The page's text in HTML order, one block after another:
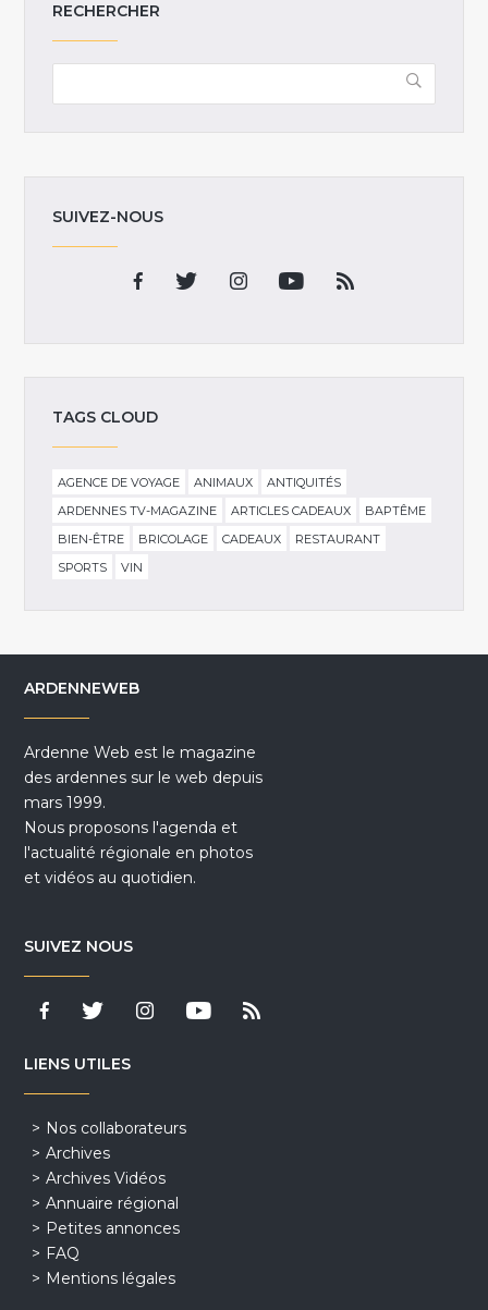
RECHERCHER
SUIVEZ-NOUS
TAGS CLOUD
AGENCE DE VOYAGE ANIMAUX
ANTIQUITÉS
ARDENNES TV-MAGAZINE
ARTICLES CADEAUX
BAPTÊME
BIEN-ÊTRE
BRICOLAGE CADEAUX
RESTAURANT
SPORTS
VIN
ARDENNEWEB
Ardenne Web est le magazine
des ardennes sur le web depuis
mars 1999.
Nous proposons l'agenda et
l'actualité régionale en photos
et vidéos au quotidien.
SUIVEZ NOUS
LIENS UTILES
Nos collaborateurs
Archives
Archives Vidéos
Annuaire régional
Petites annonces
FAQ
Mentions légales